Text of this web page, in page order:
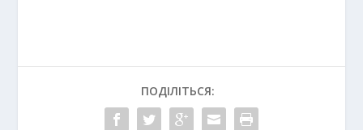
ПОДІЛІТЬСЯ: